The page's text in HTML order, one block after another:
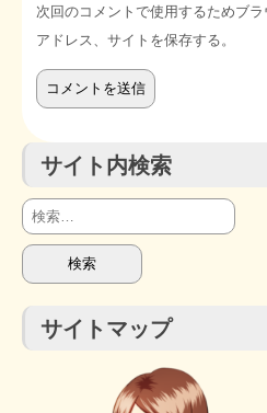
次回のコメントで使用するためブ
アドレス、サイトを保存する。
サイト内検索
検
索:
サイトマップ